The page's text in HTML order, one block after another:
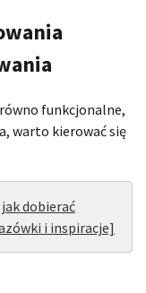
funkcjonalne,
warto kierować się
dobierać
i inspiracje]